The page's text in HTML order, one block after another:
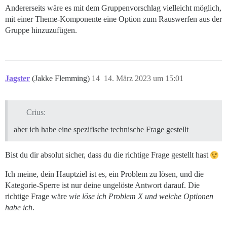
Andererseits wäre es mit dem Gruppenvorschlag vielleicht möglich,
mit einer Theme-Komponente eine Option zum Rauswerfen aus der
Gruppe hinzuzufügen.
Jagster (Jakke Flemming) 14. März 2023 um 15:01
14
Crius:
aber ich habe eine spezifische technische Frage gestellt
Bist du dir absolut sicher, dass du die richtige Frage gestellt hast
Ich meine, dein Hauptziel ist es, ein Problem zu lösen, und die
Kategorie-Sperre ist nur deine ungelöste Antwort darauf. Die
richtige Frage wäre wie löse ich Problem X und welche Optionen
habe ich.